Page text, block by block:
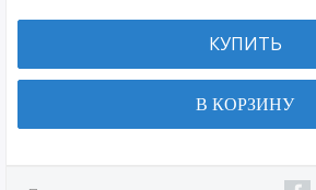
КУПИТЬ
В КОРЗИНУ